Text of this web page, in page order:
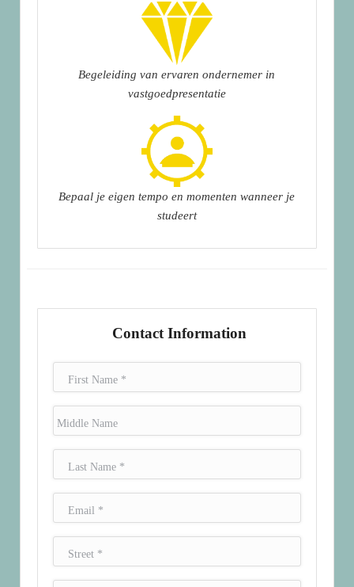
Begeleiding van ervaren ondernemer in
vastgoedpresentatie
Bepaal je eigen tempo en momenten wanneer je
studeert
Contact Information